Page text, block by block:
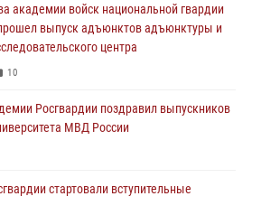
точность, тактика, профессионализм
подразделений связи войск
академии войск национальной гвардии
выпуск адъюнктов адъюнктуры и
центра
10
Росгвардии поздравил выпускников
МВД России
стартовали вступительные